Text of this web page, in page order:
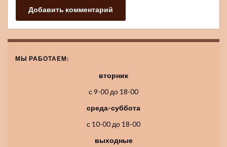
МЫ РАБОТАЕМ:
вторник
с 9-00 до 18-00
среда-суббота
с 10-00 до 18-00
выходные